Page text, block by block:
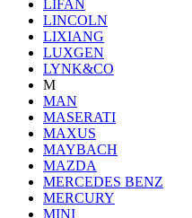
LIFAN
LINCOLN
LIXIANG
LUXGEN
LYNK&CO
M
MAN
MASERATI
MAXUS
MAYBACH
MAZDA
MERCEDES BENZ
MERCURY
MINI